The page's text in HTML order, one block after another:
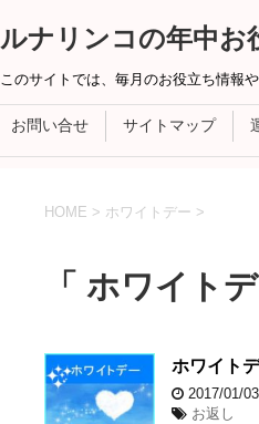
ルナリンコの年中お
このサイトでは、毎月のお役立ち情報
お問い合せ サイトマップ
HOME > ホワイトデー >
「 ホワイト
ホワイト
2017/01/03
お返し